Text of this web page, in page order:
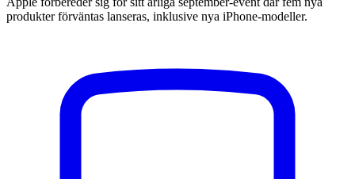
produkter förväntas lanseras, inklusive nya iPhone-modeller.